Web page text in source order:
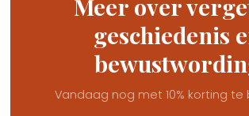
Meer over
geschiedenis
Vandaag nog met 10% korting te